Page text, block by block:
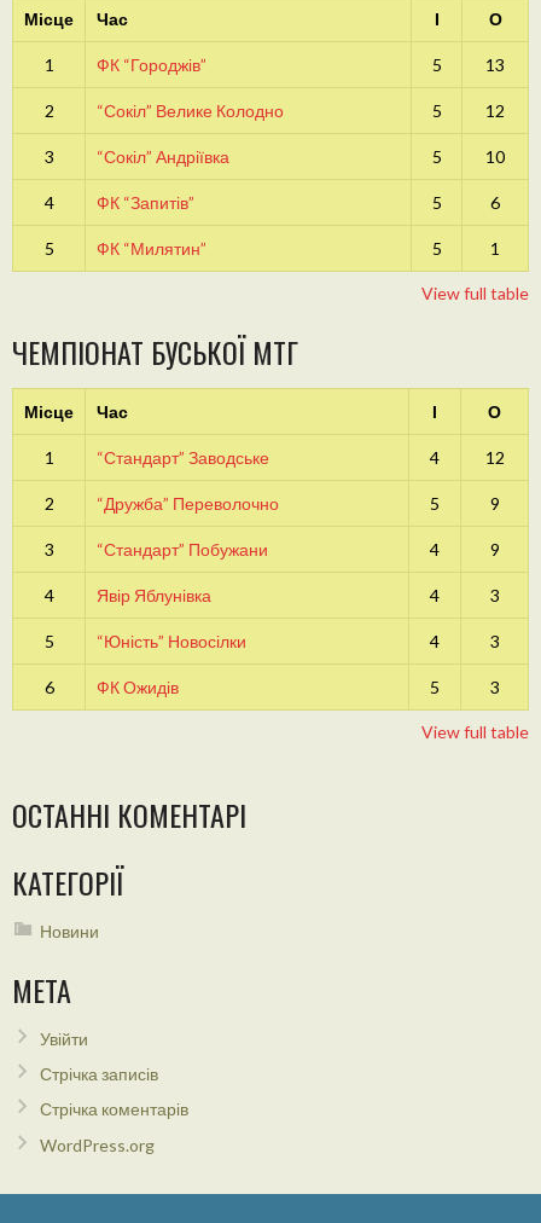
Місце Час І О
1 ФК “Городжів” 5 13
2 “Сокіл” Велике Колодно 5 12
3 “Сокіл” Андріївка 5 10
4 ФК “Запитів” 5 6
5 ФК “Милятин” 5 1
View full table
ЧЕМПІОНАТ БУСЬКОЇ МТГ
Місце Час І О
1 “Стандарт” Заводське 4 12
2 “Дружба” Переволочно 5 9
3 “Стандарт” Побужани 4 9
4 Явір Яблунівка 4 3
5 “Юність” Новосілки 4 3
6 ФК Ожидів 5 3
View full table
ОСТАННІ КОМЕНТАРІ
КАТЕГОРІЇ
Новини
МЕТА
Увійти
Стрічка записів
Стрічка коментарів
WordPress.org